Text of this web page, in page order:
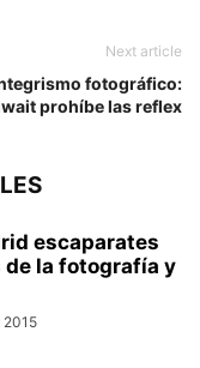
Next article
fotográfico:
prohíbe las reflex
escaparates
la fotografía y
2015